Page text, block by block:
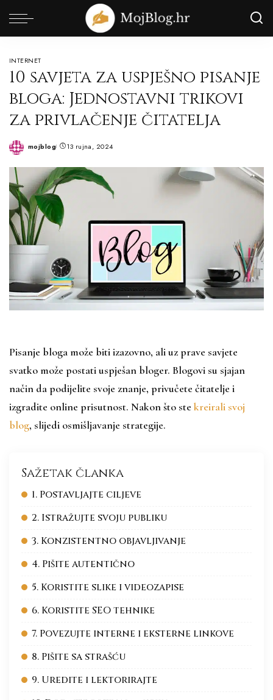
INTERNET
10 savjeta za uspješno pisanje
bloga: Jednostavni trikovi
za privlačenje čitatelja
Posted
mojblog 13 rujna, 2024
Pisanje bloga može biti izazovno, ali uz prave savjete
svatko može postati uspješan bloger. Blogovi su sjajan
način da podijelite svoje znanje, privučete čitatelje i
izgradite online prisutnost. Nakon što ste kreirali svoj
blog, slijedi osmišljavanje strategije.
Sažetak članka
1. Postavljajte ciljeve
2. Istražujte svoju publiku
3. Konzistentno objavljivanje
4. Pišite autentično
5. Koristite slike i videozapise
6. Koristite SEO tehnike
7. Povezujte interne i eksterne linkove
8. Pišite sa strašću
9. Uredite i lektorirajte